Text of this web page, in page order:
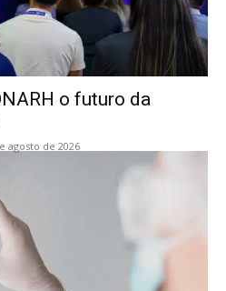
o futuro da
agosto de 2026